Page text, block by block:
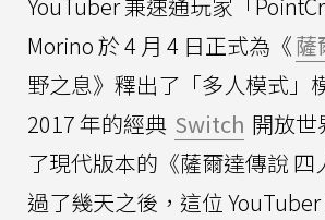
Morino 於 4 月 4 日正式為《薩
野之息》釋出了「多人模式」
2017 年的經典 Switch 開放世
了現代版本的《薩爾達傳說 四
過了幾天之後，這位